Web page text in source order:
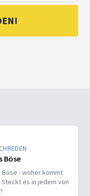
Böse
Böse - woher kommt
Steckt es in jedem von